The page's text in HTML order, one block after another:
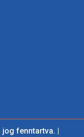
jog fenntartva. |